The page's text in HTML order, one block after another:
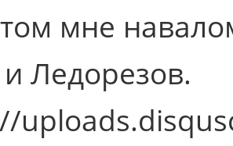
мне
Ледорезов.